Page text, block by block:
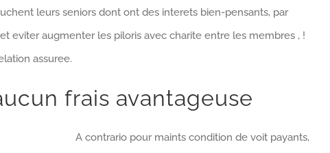
leurs seniors dont ont des interets bien-pensants, par
eviter augmenter les piloris avec charite entre les membres , !
assuree.
frais avantageuse
A contrario pour maints condition de voit payants,